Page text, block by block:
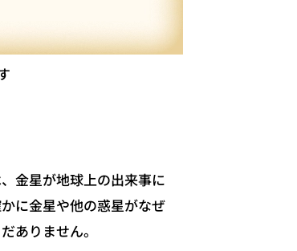
金星が地球上の出来事に
に金星や他の惑星がなぜ
ありません。